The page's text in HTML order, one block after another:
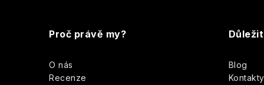
i
Proč právě my?
O nás
Recenze
Blog
Kontakty